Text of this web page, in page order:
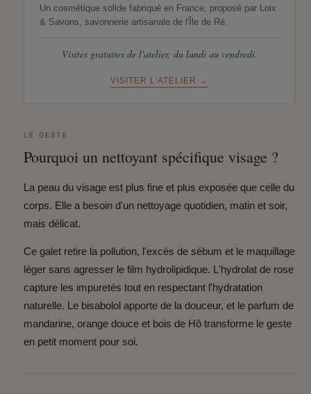
LE GESTE
Pourquoi un nettoyant spécifique visage ?
La peau du visage est plus fine et plus exposée que celle du
corps. Elle a besoin d'un nettoyage quotidien, matin et soir,
mais délicat.
Ce galet retire la pollution, l'excès de sébum et le maquillage
léger sans agresser le film hydrolipidique. L'hydrolat de rose
capture les impuretés tout en respectant l'hydratation
naturelle. Le bisabolol apporte de la douceur, et le parfum de
mandarine, orange douce et bois de Hô transforme le geste
en petit moment pour soi.
Un cosmétique solide fabriqué en France, proposé par Loix
& Savons, savonnerie artisanale de l'Île de Ré.
Visites gratuites de l'atelier, du lundi au vendredi.
VISITER L'ATELIER →